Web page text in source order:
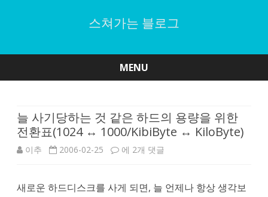
스쳐가는 블로그
MENU
늘 사기당하는 것 같은 하드의 용량을 위한
전환표(1024 ↔ 1000/KibiByte ↔ KiloByte)
이추 2006-02-25
늘
기
에 2개 댓글
새로운 하드디스크를 사게 되면, 늘 언제나 항상 생각보